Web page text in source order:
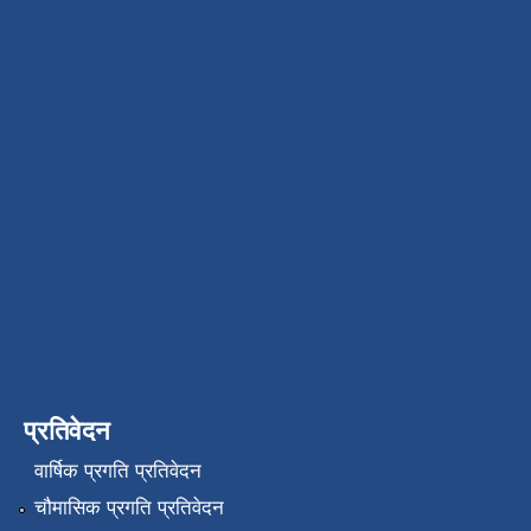
प्रतिवेदन
वार्षिक प्रगति प्रतिवेदन
चौमासिक प्रगति प्रतिवेदन